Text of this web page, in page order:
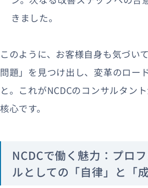
きました。
このように、お客様自身も気づい
問題」を見つけ出し、変革のロー
と。これがNCDCのコンサルタン
核心です。
NCDCで働く魅力：プロ
ルとしての「自律」と「成